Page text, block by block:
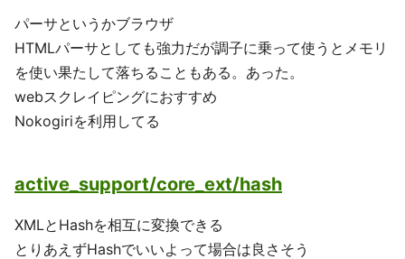
パーサというかブラウザ
HTMLパーサとしても強力だが調子に乗って使うとメモリ
を使い果たして落ちることもある。あった。
webスクレイピングにおすすめ
Nokogiriを利用してる
active_support/core_ext/hash
XMLとHashを相互に変換できる
とりあえずHashでいいよって場合は良さそう